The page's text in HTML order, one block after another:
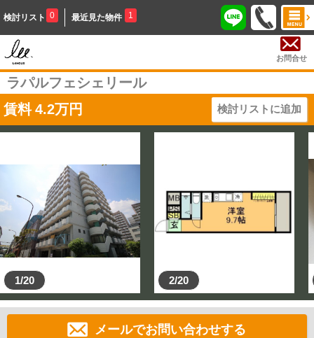
検討リスト 0 最近見た物件 1
お問合せ
ラパルフェシェリール
賃料 4.2万円 検討リストに追加
1/20 2/20
メールでお問い合わせする